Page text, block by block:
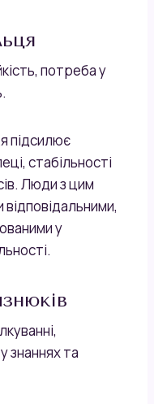
потреба у
підсилює
стабільності
Люди з цим
у
знаннях та